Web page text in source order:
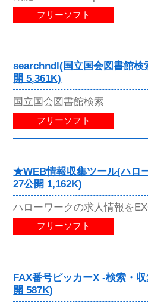
フリーソフト
searchndl(国立国会図書館検
開 5,361K)
国立国会図書館検索
フリーソフト
★WEB情報収集ツール(ハロ
27公開 1,162K)
ハローワークの求人情報を
フリーソフト
FAX番号ピッカーX -検索・
開 587K)